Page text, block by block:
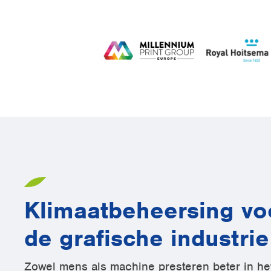
Klimaatbeheersing
de grafische industrie
Zowel mens als machine presteren beter in